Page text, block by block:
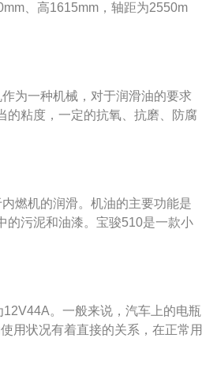
、高1615mm，轴距为2550m
方面：宝骏510搭载了1.5l自然吸
架，后悬架是扭力梁式非独立悬
为一种机械，对于润滑油的要求
的粘度，一定的抗氧、抗磨、防腐
推出的一款面向年轻群体的小型S
8速CVT自动变速箱。
燃机的润滑。机油的主要功能是
的污泥和油漆。宝骏510是一款小
、1625mm，轴距为2550
钟5600转。
。一般来说，汽车上的电瓶
用状况有着直接的关系，在正常用
3年左右。电瓶也叫汽车蓄电